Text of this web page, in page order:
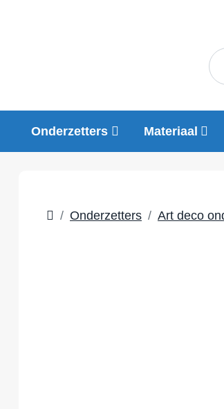
Onderzetters Materiaal
Onderzetters Art deco